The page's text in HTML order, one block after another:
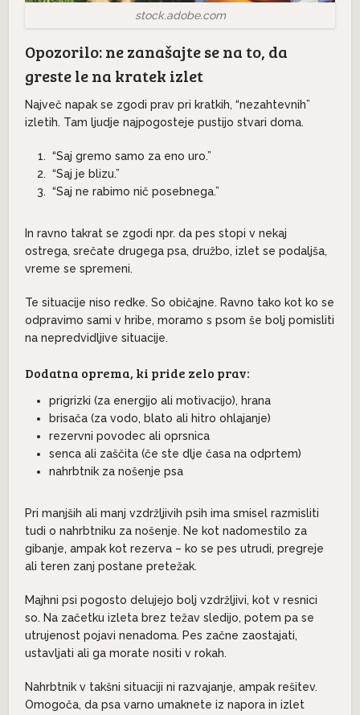
stock.adobe.com
Opozorilo: ne zanašajte se na to, da
greste le na kratek izlet
Največ napak se zgodi prav pri kratkih, “nezahtevnih”
izletih. Tam ljudje najpogosteje pustijo stvari doma.
“Saj gremo samo za eno uro.”
“Saj je blizu.”
“Saj ne rabimo nič posebnega.”
In ravno takrat se zgodi npr. da pes stopi v nekaj
ostrega, srečate drugega psa, družbo, izlet se podaljša,
vreme se spremeni.
Te situacije niso redke. So običajne. Ravno tako kot ko se
odpravimo sami v hribe, moramo s psom še bolj pomisliti
na nepredvidljive situacije.
Dodatna oprema, ki pride zelo prav:
prigrizki (za energijo ali motivacijo), hrana
brisača (za vodo, blato ali hitro ohlajanje)
rezervni povodec ali oprsnica
senca ali zaščita (če ste dlje časa na odprtem)
nahrbtnik za nošenje psa
Pri manjših ali manj vzdržljivih psih ima smisel razmisliti
tudi o nahrbtniku za nošenje. Ne kot nadomestilo za
gibanje, ampak kot rezerva – ko se pes utrudi, pregreje
ali teren zanj postane pretežak.
Majhni psi pogosto delujejo bolj vzdržljivi, kot v resnici
so. Na začetku izleta brez težav sledijo, potem pa se
utrujenost pojavi nenadoma. Pes začne zaostajati,
ustavljati ali ga morate nositi v rokah.
Nahrbtnik v takšni situaciji ni razvajanje, ampak rešitev.
Omogoča, da psa varno umaknete iz napora in izlet